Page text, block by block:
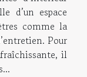
d’un espace
comme la
Pour
il